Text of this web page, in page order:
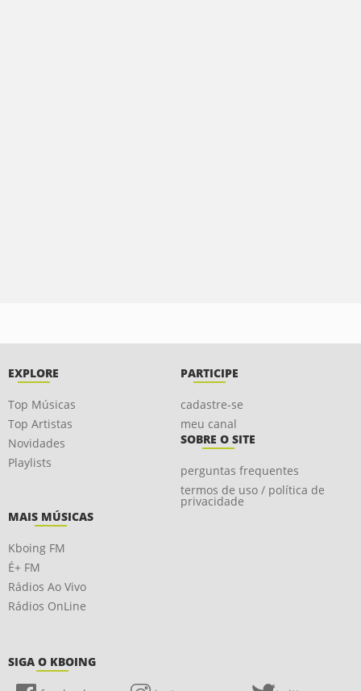
EXPLORE
Top Músicas
Top Artistas
Novidades
Playlists
PARTICIPE
cadastre-se
meu canal
SOBRE O SITE
perguntas frequentes
termos de uso / política de
privacidade
MAIS MÚSICAS
Kboing FM
É+ FM
Rádios Ao Vivo
Rádios OnLine
SIGA O KBOING